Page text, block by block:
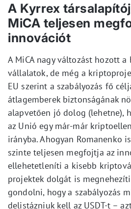
A Kyrrex
MiCA teljesen
innovációt
A MiCA nagy változást hozott a
vállalatok, de még a
EU szerint a szabályozás fő
átlagemberek biztonságának
alapvetően jó dolog (lehetne),
az Unió egy már-már
irányba. Ahogyan Romanenko
szinte teljesen megfojtja az
ellehetetleníti a kisebb
projektek dolgát is
gondolni, hogy a szabályozás
delistázniuk kell az USDT-t –